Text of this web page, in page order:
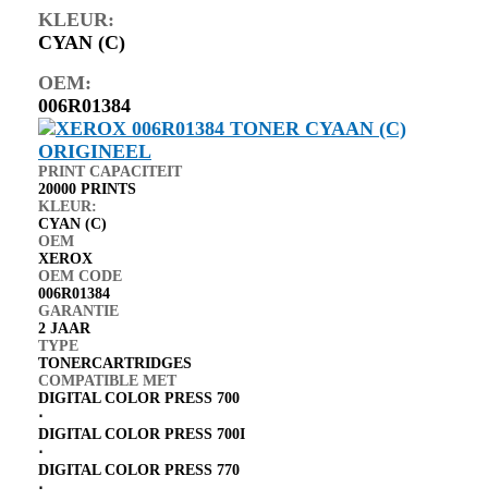
KLEUR:
CYAN (C)
OEM:
006R01384
PRINT CAPACITEIT
20000 PRINTS
KLEUR:
CYAN (C)
OEM
XEROX
OEM CODE
006R01384
GARANTIE
2 JAAR
TYPE
TONERCARTRIDGES
COMPATIBLE MET
DIGITAL COLOR PRESS 700
⋅
DIGITAL COLOR PRESS 700I
⋅
DIGITAL COLOR PRESS 770
⋅